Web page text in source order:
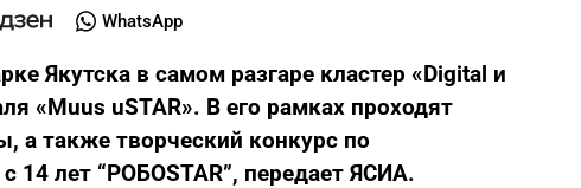
WhatsApp
Якутска в самом разгаре кластер «Digital и
«Muus uSTAR». В его рамках проходят
а также творческий конкурс по
14 лет “РОБОSTAR”, передает ЯСИА.